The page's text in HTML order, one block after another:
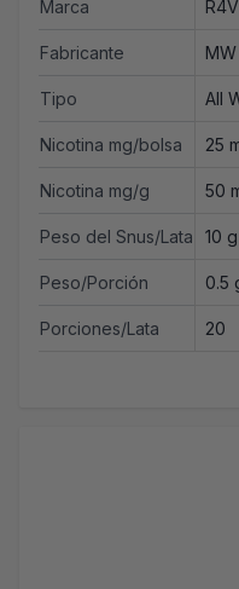
Marca
Fabricante
Tipo All
Nicotina mg/bolsa 25
Nicotina mg/g 50
Peso del Snus/Lata 10 g
Peso/Porción 0.5
Porciones/Lata 20